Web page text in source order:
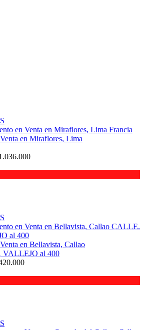
en Miraflores, Lima
en Bellavista, Callao
al 400